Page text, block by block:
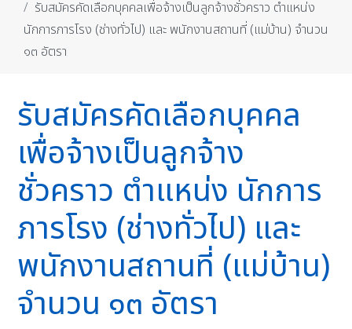
รับสมัครคัดเลือกบุคคลเพื่อจ้างเป็นลูกจ้างชั่วคราว ตำแหน่ง
นักการภารโรง (ช่างทั่วไป) และ พนักงานสถานที่ (แม่บ้าน) จำนวน
๑๓ อัตรา
รับสมัครคัดเลือกบุคคล
เพื่อจ้างเป็นลูกจ้าง
ชั่วคราว ตำแหน่ง นักการ
ภารโรง (ช่างทั่วไป) และ
พนักงานสถานที่ (แม่บ้าน)
จำนวน ๑๓ อัตรา